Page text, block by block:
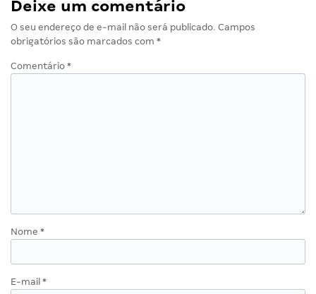
Deixe um comentário
O seu endereço de e-mail não será publicado. Campos
obrigatórios são marcados com *
Comentário *
Nome *
E-mail *